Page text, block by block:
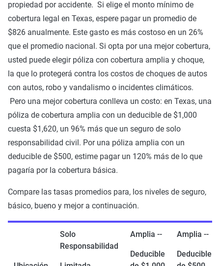
propiedad por accidente. Si elige el monto mínimo de
cobertura legal en Texas, espere pagar un promedio de
$826 anualmente. Este gasto es más costoso en un 26%
que el promedio nacional. Si opta por una mejor cobertura,
usted puede elegir póliza con cobertura amplia y choque,
la que lo protegerá contra los costos de choques de autos
con autos, robo y vandalismo o incidentes climáticos.
Pero una mejor cobertura conlleva un costo: en Texas, una
póliza de cobertura amplia con un deducible de $1,000
cuesta $1,620, un 96% más que un seguro de solo
responsabilidad civil. Por una póliza amplia con un
deducible de $500, estime pagar un 120% más de lo que
pagaría por la cobertura básica.
Compare las tasas promedios para, los niveles de seguro,
básico, bueno y mejor a continuación.
Solo
Responsabilidad
Amplia --
Deducible
Amplia --
Deducible